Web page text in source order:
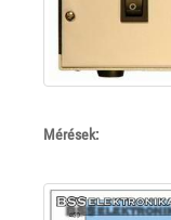
Mérések: